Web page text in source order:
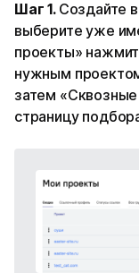
Шаг 1. Создайте
выберите уже
проекты»
нужным
затем «Сквозные
страницу